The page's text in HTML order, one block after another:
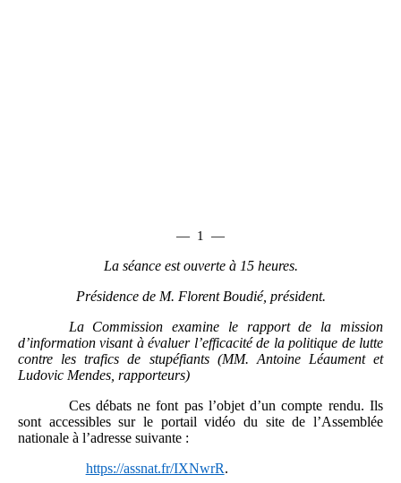
— 1 —
La séance est ouverte à 15 heures.
Présidence de M. Florent Boudié, président.
La Commission examine le rapport de la mission
d’information visant à évaluer l’efficacité de la politique de lutte
contre les trafics de stupéfiants (MM. Antoine Léaument et
Ludovic Mendes, rapporteurs)
Ces débats ne font pas l’objet d’un compte rendu. Ils
sont accessibles sur le portail vidéo du site de l’Assemblée
nationale à l’adresse suivante :
https://assnat.fr/IXNwrR.